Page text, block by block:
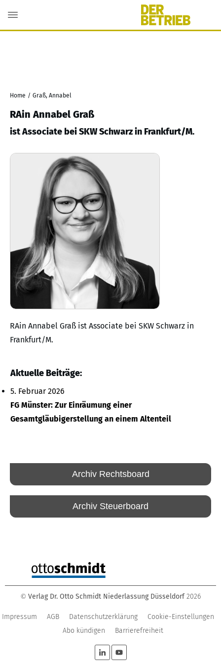
Home / Graß, Annabel
RAin Annabel Graß
ist Associate bei SKW Schwarz in Frankfurt/M.
RAin Annabel Graß ist Associate bei SKW Schwarz in
Frankfurt/M.
Aktuelle Beiträge:
5. Februar 2026
FG Münster: Zur Einräumung einer
Gesamtgläubigerstellung an einem Altenteil
Archiv Rechtsboard
Archiv Steuerboard
© Verlag Dr. Otto Schmidt Niederlassung Düsseldorf 2026
Impressum AGB Datenschutzerklärung
Cookie-Einstellungen
Abo kündigen
Barrierefreiheit